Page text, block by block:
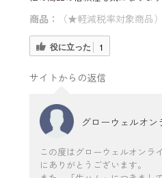
商品： （★軽減税率対象商品
役に立った 1
サイトからの返信
グローウェルオン
この度はグローウェルオンラ
にありがとうございます。